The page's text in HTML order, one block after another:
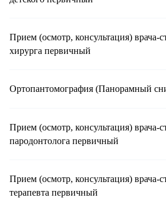
Прием (осмотр, консультация) врача-
хирурга первичный
Ортопантомография (Панорамный
Прием (осмотр, консультация) врача-
пародонтолога первичный
Прием (осмотр, консультация) врача-
терапевта первичный